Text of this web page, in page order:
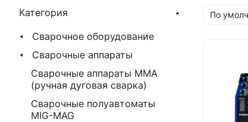
По
Категория
Сварочное оборудование
Сварочные аппараты
Сварочные аппараты MMA
(ручная дуговая сварка)
Сварочные полуавтоматы
MIG-MAG